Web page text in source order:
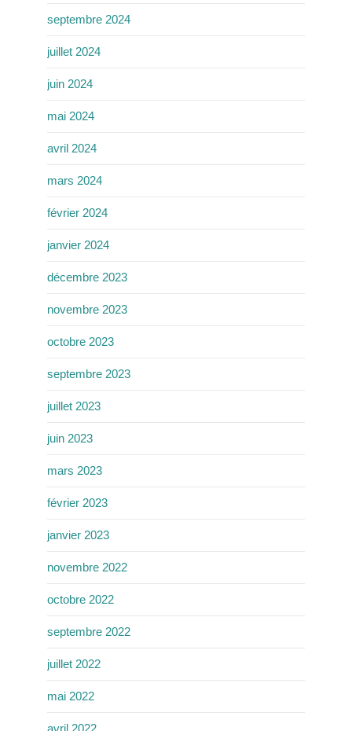
septembre 2024
juillet 2024
juin 2024
mai 2024
avril 2024
mars 2024
février 2024
janvier 2024
décembre 2023
novembre 2023
octobre 2023
septembre 2023
juillet 2023
juin 2023
mars 2023
février 2023
janvier 2023
novembre 2022
octobre 2022
septembre 2022
juillet 2022
mai 2022
avril 2022